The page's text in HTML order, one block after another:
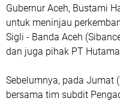
Gubernur Aceh, Bustami
untuk meninjau
Sigli - Banda Aceh
dan juga pihak PT
Sebelumnya, pada Jumat
bersama tim subdit